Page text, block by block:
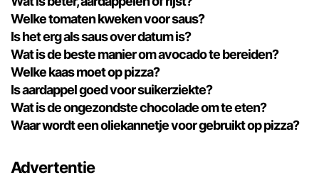
Welke tomaten kweken voor saus?
Is het erg als saus over datum is?
Wat is de beste manier om avocado te bereiden?
Welke kaas moet op pizza?
Is aardappel goed voor suikerziekte?
Wat is de ongezondste chocolade om te eten?
Waar wordt een oliekannetje voor gebruikt op pizza?
Advertentie